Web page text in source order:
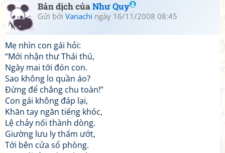
Bản dịch củaNhư Quy
Gửi bởi Vanachi ngày 16/11/2008 08:45
Mẹ nhìn con gái hỏi:
“Mới nhận thư Thái thú,
Ngày mai tới đón con.
Sao không lo quần áo?
Đừng để chẳng chu toàn!”
Con gái không đáp lại,
Khăn tay ngăn tiếng khóc,
Lệ chảy nối thành dòng.
Giường lưu ly thấm ướt,
Tới bên cửa sổ phòng.